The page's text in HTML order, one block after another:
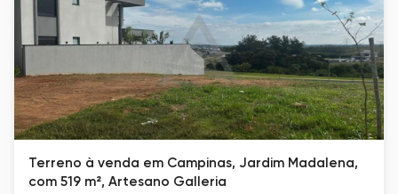
Terreno à venda em Campinas, Jardim Madalena,
com 519 m², Artesano Galleria